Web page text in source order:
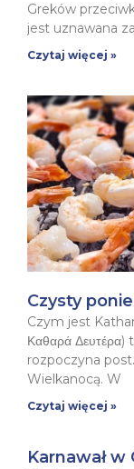
Greków
jest uznawana za
Czytaj więcej »
Czysty
Czym jest
Καθαρά
rozpoczyna
Wielkanocą. W
Czytaj więcej »
Karnawał w